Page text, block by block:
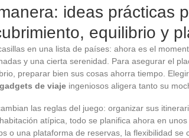
ideas prácticas
equilibrio y
en una lista de países: ahora es el
y una cierta serenidad. Para asegurar el
preparar bien sus cosas ahorra tiempo.
gadgets de viaje ingeniosos aligera tanto su
las reglas del juego: organizar sus
atípica, todo se planifica ahora en unos
o una plataforma de reservas, la flexibilidad se